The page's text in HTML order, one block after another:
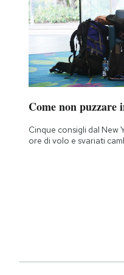
Come non puzzare
Cinque consigli dal New
ore di volo e svariati